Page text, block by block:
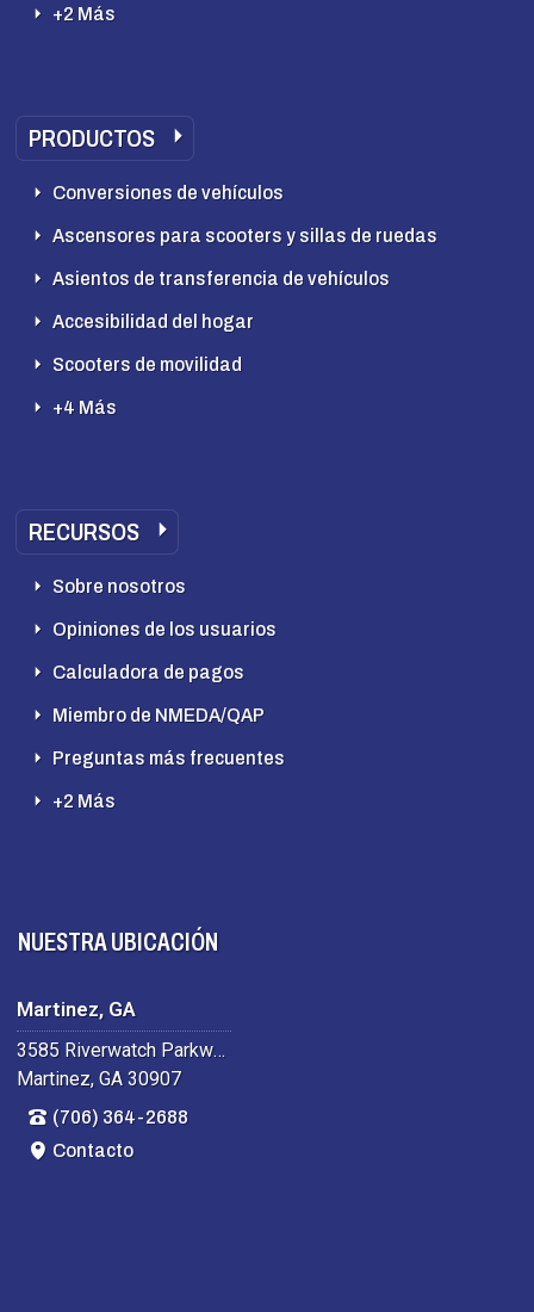
+2 Más
PRODUCTOS
Conversiones de vehículos
Ascensores para scooters y sillas de ruedas
Asientos de transferencia de vehículos
Accesibilidad del hogar
Scooters de movilidad
+4 Más
RECURSOS
Sobre nosotros
Opiniones de los usuarios
Calculadora de pagos
Miembro de NMEDA/QAP
Preguntas más frecuentes
+2 Más
NUESTRA UBICACIÓN
Martinez, GA
3585 Riverwatch Parkway
Martinez, GA 30907
(706) 364-2688
Contacto